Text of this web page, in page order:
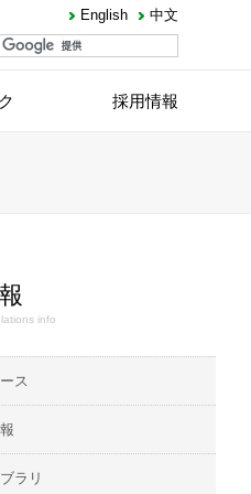
English
中文
採用情報
info
ス
ラリ